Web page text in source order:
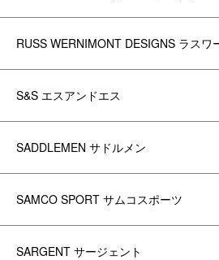
RUSS WERNIMONT DESIGNS ラスワ
S&S エスアンドエス
SADDLEMEN サドルメン
SAMCO SPORT サムコスポーツ
SARGENT サージェント